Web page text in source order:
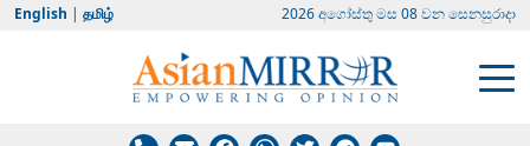
English | தமிழ் 2026 අගෝස්‍තු මස 08 වන සෙනසුරාදා